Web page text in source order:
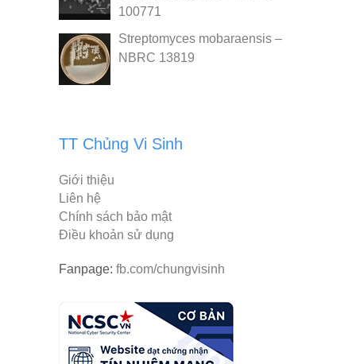
100771
Streptomyces mobaraensis –
NBRC 13819
TT Chủng Vi Sinh
Giới thiệu
Liên hệ
Chính sách bảo mật
Điều khoản sử dụng
Fanpage: fb.com/chungvisinh